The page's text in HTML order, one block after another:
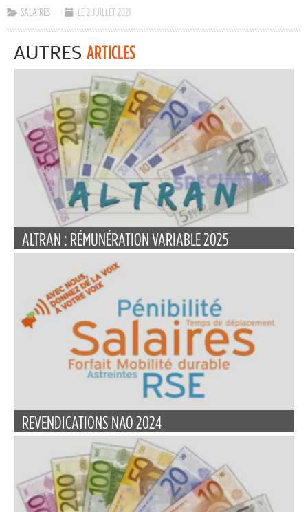
SALAIRES LE 2 JUILLET 2021
AUTRES ARTICLES
ALTRAN : RÉMUNÉRATION VARIABLE 2025
REVENDICATIONS NAO 2024